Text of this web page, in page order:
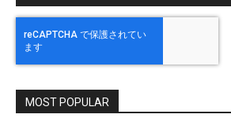
MOST POPULAR